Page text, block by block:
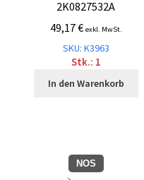
2K0827532A
49,17€ exkl. MwSt.
SKU: K3963
Stk.: 1
In den Warenkorb
NOS